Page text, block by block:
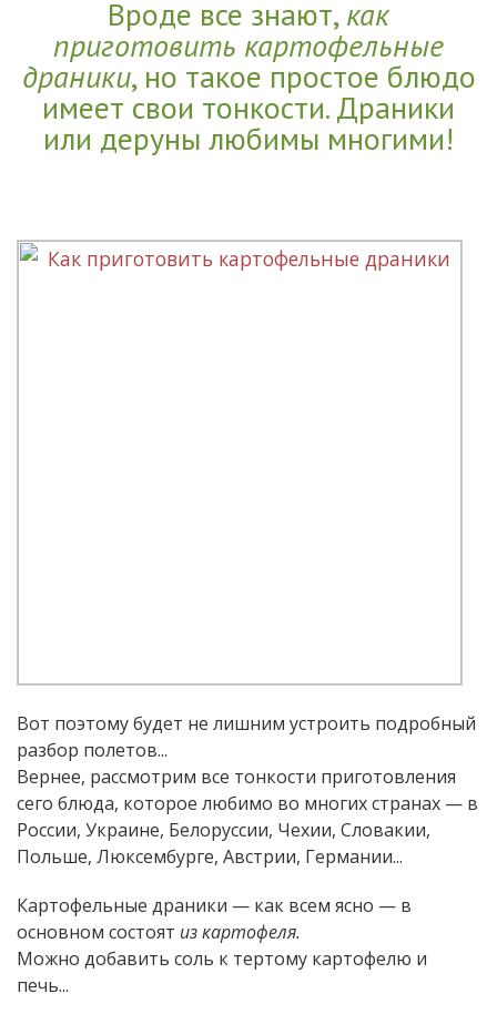
Вроде все знают,как
приготовить картофельные
драники, но такое простое блюдо
имеет свои тонкости. Драники
или деруны любимы многими!
Вот поэтому будет не лишним устроить подробный
разбор полетов...
Вернее, рассмотрим все тонкости приготовления
сего блюда, которое любимо во многих странах — в
России, Украине, Белоруссии, Чехии, Словакии,
Польше, Люксембурге, Австрии, Германии...
Картофельные драники — как всем ясно — в
основном состоят из картофеля.
Можно добавить соль к тертому картофелю и
печь...